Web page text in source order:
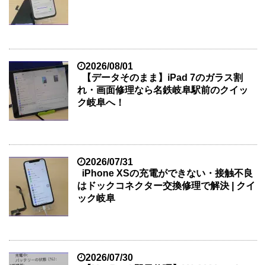
2026/08/01
【データそのまま】iPad 7のガラス割
れ・画面修理なら名鉄岐阜駅前のクイッ
ク岐阜へ！
2026/07/31
iPhone XSの充電ができない・接触不良
はドックコネクター交換修理で解決 | クイ
ック岐阜
2026/07/30